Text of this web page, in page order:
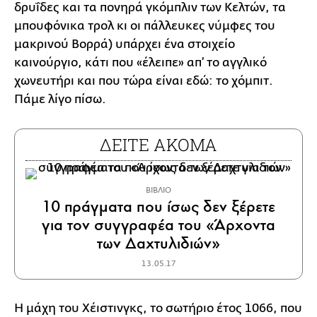
δρυΐδες και τα πονηρά γκόμπλιν των Κελτών, τα
μπουφόνικα τρολ κι οι πάλλευκες νύμφες του
μακρινού Βορρά) υπάρχει ένα στοιχείο
καινούργιο, κάτι που «έλειπε» απ’ το αγγλικό
χωνευτήρι και που τώρα είναι εδώ: το χόμπιτ.
Πάμε λίγο πίσω.
ΔΕΙΤΕ ΑΚΟΜΑ
ΒΙΒΛΙΟ
10 πράγματα που ίσως δεν ξέρετε
για τον συγγραφέα του «Άρχοντα
των Δαχτυλιδιών»
13.05.17
Η μάχη του Χέιστινγκς, το σωτήριο έτος 1066, που